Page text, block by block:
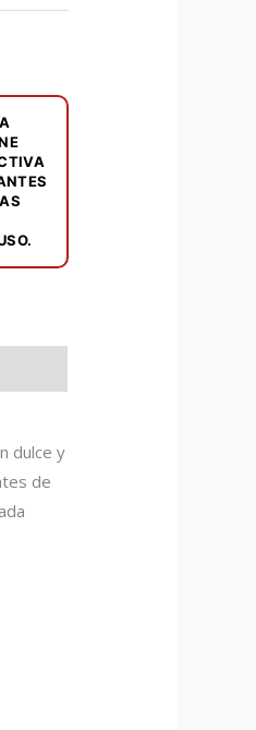
dulce y
de